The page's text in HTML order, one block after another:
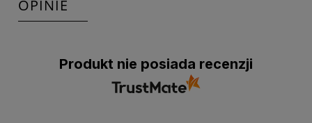
OPINIE
Produkt nie posiada recenzji